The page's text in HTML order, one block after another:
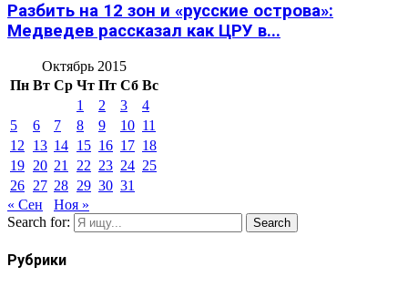
Разбить на 12 зон и «русские острова»:
Медведев рассказал как ЦРУ в...
Октябрь 2015
Пн Вт Ср Чт Пт Сб Вс
1
2 3
4
5
6 7 8 9 10 11
12
13 14 15 16 17 18
19 20 21 22 23 24 25
26 27 28 29 30 31
« Сен
Ноя »
Search for:
Search
Рубрики